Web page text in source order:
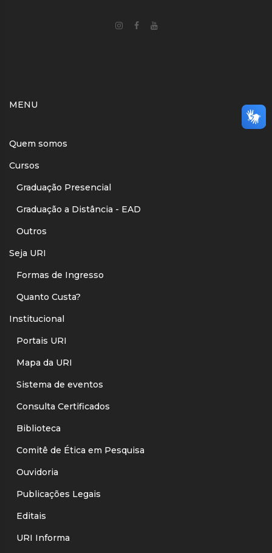
MENU
Quem somos
Cursos
Graduação Presencial
Graduação a Distância - EAD
Outros
Seja URI
Formas de Ingresso
Quanto Custa?
Institucional
Portais URI
Mapa da URI
Sistema de eventos
Consulta Certificados
Biblioteca
Comitê de Ética em Pesquisa
Ouvidoria
Publicações Legais
Editais
URI Informa